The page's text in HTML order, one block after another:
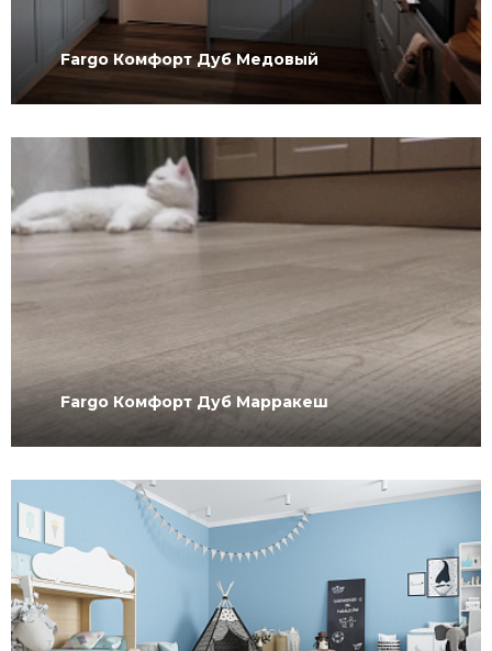
Fargo Комфорт Дуб Медовый
Fargo Комфорт Дуб Марракеш